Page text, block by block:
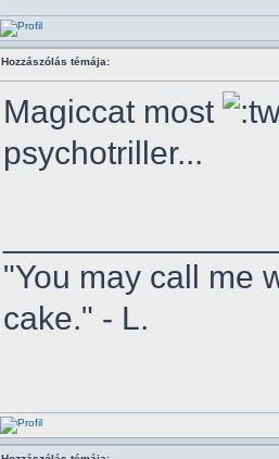
Hozzászólás témája:
Magiccat most
psychotriller...
"You may call me
cake." - L.